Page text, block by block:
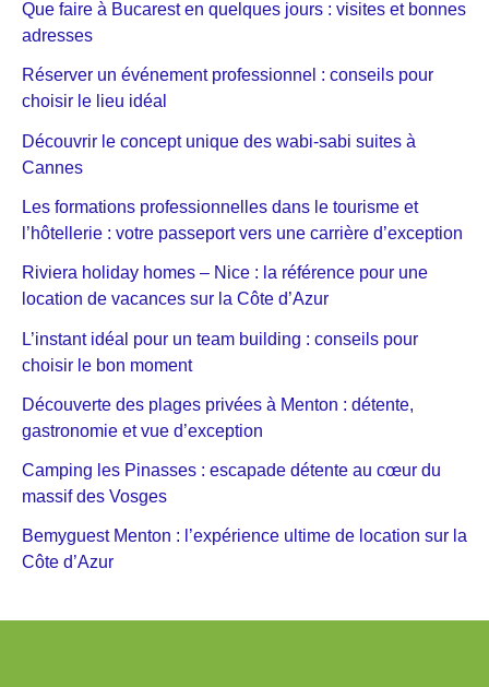
Que faire à Bucarest en quelques jours : visites et bonnes
adresses
Réserver un événement professionnel : conseils pour
choisir le lieu idéal
Découvrir le concept unique des wabi-sabi suites à
Cannes
Les formations professionnelles dans le tourisme et
l’hôtellerie : votre passeport vers une carrière d’exception
Riviera holiday homes – Nice : la référence pour une
location de vacances sur la Côte d’Azur
L’instant idéal pour un team building : conseils pour
choisir le bon moment
Découverte des plages privées à Menton : détente,
gastronomie et vue d’exception
Camping les Pinasses : escapade détente au cœur du
massif des Vosges
Bemyguest Menton : l’expérience ultime de location sur la
Côte d’Azur